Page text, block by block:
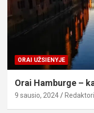
ORAI UŽSIENYJE
Orai Hamburge –
9 sausio, 2024